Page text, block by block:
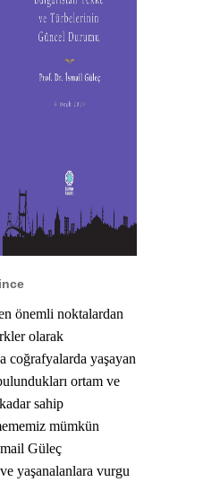
önemli noktalardan
olarak
coğrafyalarda yaşayan
ortam ve
sahip
mümkün
Güleç
yaşanalanlara vurgu